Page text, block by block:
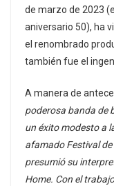
de marzo de 2023
aniversario 50), ha
el renombrado
también fue el
A manera de
poderosa banda de
un éxito modesto a
afamado Festival
presumió su
Home. Con el